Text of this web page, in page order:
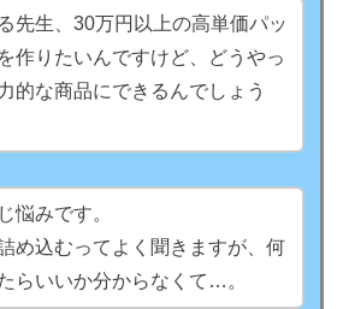
先生、30万円以上の高単価パッ
作りたいんですけど、どうやっ
的な商品にできるんでしょう
悩みです。
め込むってよく聞きますが、何
らいいか分からなくて…。